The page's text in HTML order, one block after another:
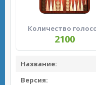
Количество
2100
Название:
Версия: